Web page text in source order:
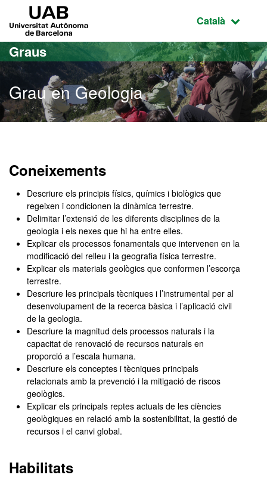
Ves al contingut principal
Ves a la navegació de la pàgina
Idioma
Català
Graus
Grau en Geologia
Coneixements
Descriure els principis físics, químics i biològics que
regeixen i condicionen la dinàmica terrestre.
Delimitar l’extensió de les diferents disciplines de la
geologia i els nexes que hi ha entre elles.
Explicar els processos fonamentals que intervenen en la
modificació del relleu i la geografia física terrestre.
Explicar els materials geològics que conformen l’escorça
terrestre.
Descriure les principals tècniques i l’instrumental per al
desenvolupament de la recerca bàsica i l’aplicació civil
de la geologia.
Descriure la magnitud dels processos naturals i la
capacitat de renovació de recursos naturals en
proporció a l’escala humana.
Descriure els conceptes i tècniques principals
relacionats amb la prevenció i la mitigació de riscos
geològics.
Explicar els principals reptes actuals de les ciències
geològiques en relació amb la sostenibilitat, la gestió de
recursos i el canvi global.
Habilitats